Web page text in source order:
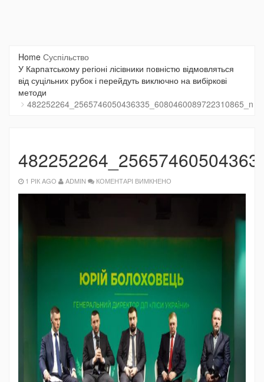
Home Суспільство
У Карпатському регіоні лісівники повністю відмовляться
від суцільних рубок і перейдуть виключно на вибіркові
методи
482252264_2565746050436335_6080460089722310865_n
1 РІК AGO ADMIN КОМЕНТАРІ ВИМКНЕНО